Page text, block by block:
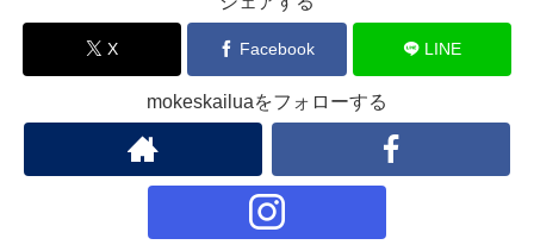
X Facebook LINE
mokeskailuaをフォローする